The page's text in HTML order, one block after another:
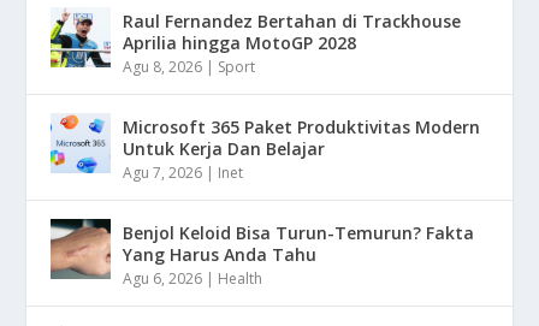
Raul Fernandez Bertahan di Trackhouse
Aprilia hingga MotoGP 2028
Agu 8, 2026 | Sport
Microsoft 365 Paket Produktivitas Modern
Untuk Kerja Dan Belajar
Agu 7, 2026 | Inet
Benjol Keloid Bisa Turun-Temurun? Fakta
Yang Harus Anda Tahu
Agu 6, 2026 | Health